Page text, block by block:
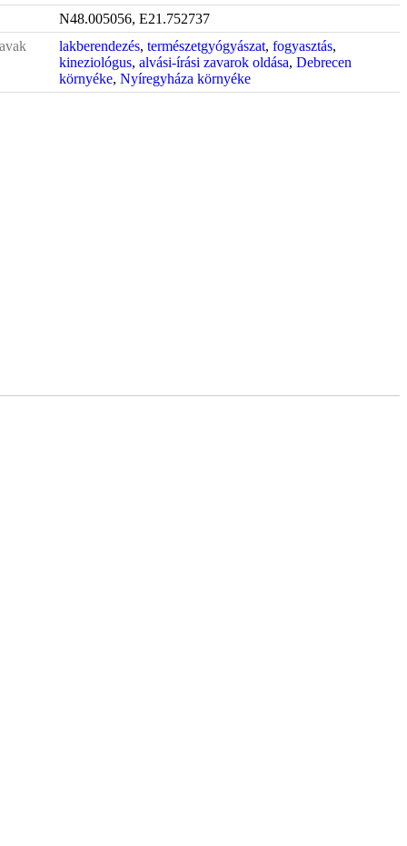
N48.005056, E21.752737
lakberendezés, természetgyógyászat, fogyasztás,
kineziológus, alvási-írási zavarok oldása, Debrecen
környéke, Nyíregyháza környéke